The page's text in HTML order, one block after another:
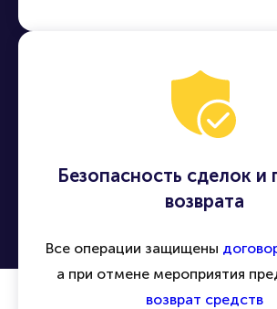
Безопасность сделок и
возврата
Все операции защищены
а при отмене мероприятия
возврат средств